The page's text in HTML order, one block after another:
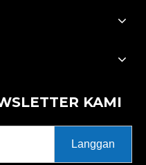
KAMI
Langgan